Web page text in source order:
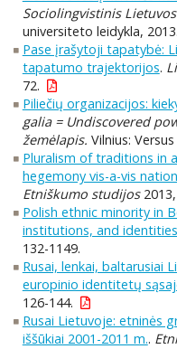
Sociolingvistinis
universiteto leidykla,
Pase įrašytoji tapatybė:
tapatumo trajektorijos.
72.
Piliečių organizacijos:
galia = Undiscovered
žemėlapis. Vilnius:
Pluralism of traditions in
hegemony vis-a-vis
Etniškumo studijos2013,
Polish ethnic minority in
institutions, and
132-1149.
Rusai, lenkai, baltarusiai
europinio identitetų
126-144.
Rusai Lietuvoje: etninės
iššūkiai 2001-2011 m..